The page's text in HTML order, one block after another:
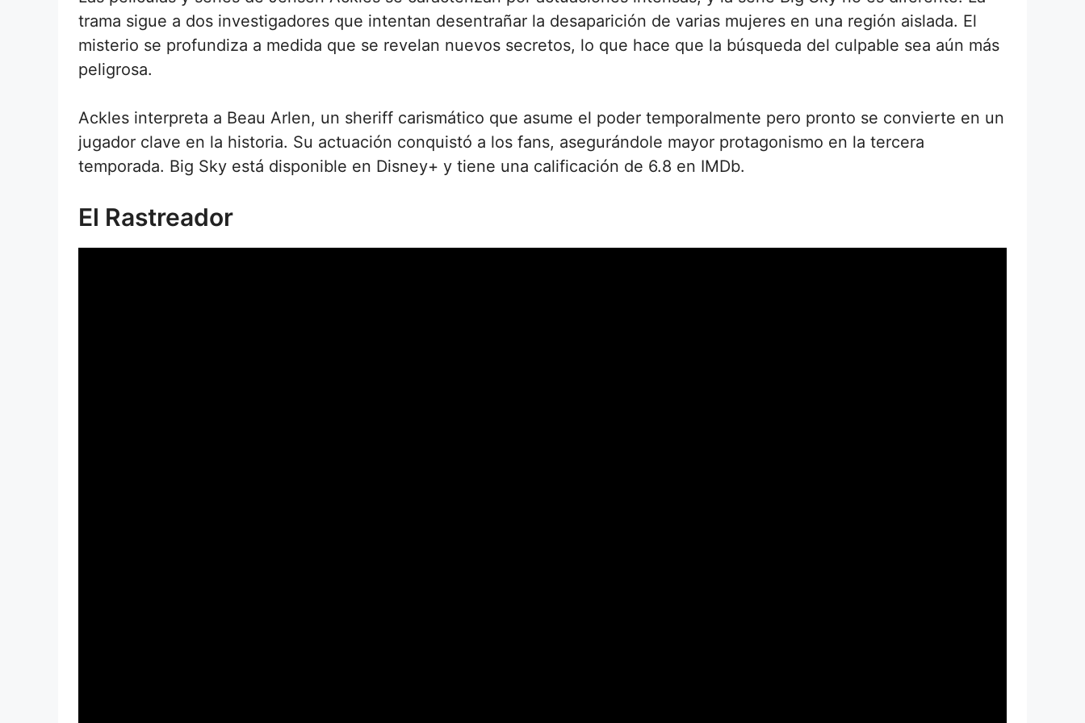
trama sigue a dos investigadores que intentan desentrañar la desaparición de varias mujeres en una región aislada. El
misterio se profundiza a medida que se revelan nuevos secretos, lo que hace que la búsqueda del culpable sea aún más
peligrosa.
Ackles interpreta a Beau Arlen, un sheriff carismático que asume el poder temporalmente pero pronto se convierte en un
jugador clave en la historia. Su actuación conquistó a los fans, asegurándole mayor protagonismo en la tercera
temporada. Big Sky está disponible en Disney+ y tiene una calificación de 6.8 en IMDb.
El Rastreador